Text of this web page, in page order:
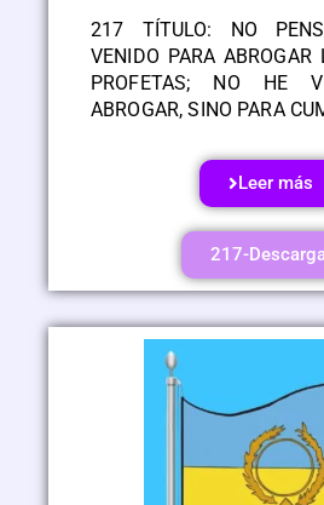
217 TÍTULO: NO
VENIDO PARA
PROFETAS; NO HE
ABROGAR, SINO PARA
Leer más
217-